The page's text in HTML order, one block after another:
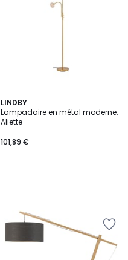
LINDBY
Lampadaire en métal moderne,
Aliette
101,89 €